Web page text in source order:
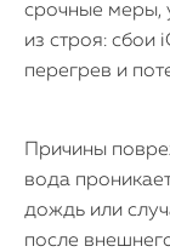
срочные меры,
из строя: сбои
перегрев и
Причины
вода
дождь или
после